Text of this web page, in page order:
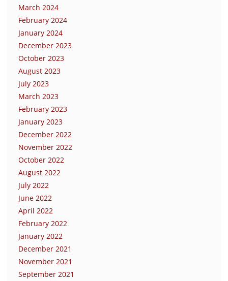
March 2024
February 2024
January 2024
December 2023
October 2023
August 2023
July 2023
March 2023
February 2023
January 2023
December 2022
November 2022
October 2022
August 2022
July 2022
June 2022
April 2022
February 2022
January 2022
December 2021
November 2021
September 2021